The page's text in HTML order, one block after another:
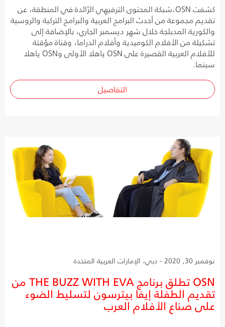
كشفت OSN،شبكة المحتوى الترفيهي الرّائدة في المنطقة، عن
تقديم مجموعة من أحدث البرامج العربية والبرامج التركية والروسية
والكورية المدبلجة خلال شهر ديسمبر الجاري، بالإضافة إلى
تشكيلة من الأفلام الكوميدية وأفلام الدراما، وقناة مؤقتة
للأفلام العربية القصيرة على OSN ياهلا الأولى وOSN ياهلا
سينما.
التفاصيل
نوفمبر 30, 2020 - دبي، الإمارات العربية المتحدة
OSN تطلق برنامج THE BUZZ WITH EVA من
تقديم الطفلة إيفا بيترسون لتسليط الضوء
على صناع الأفلام العرب